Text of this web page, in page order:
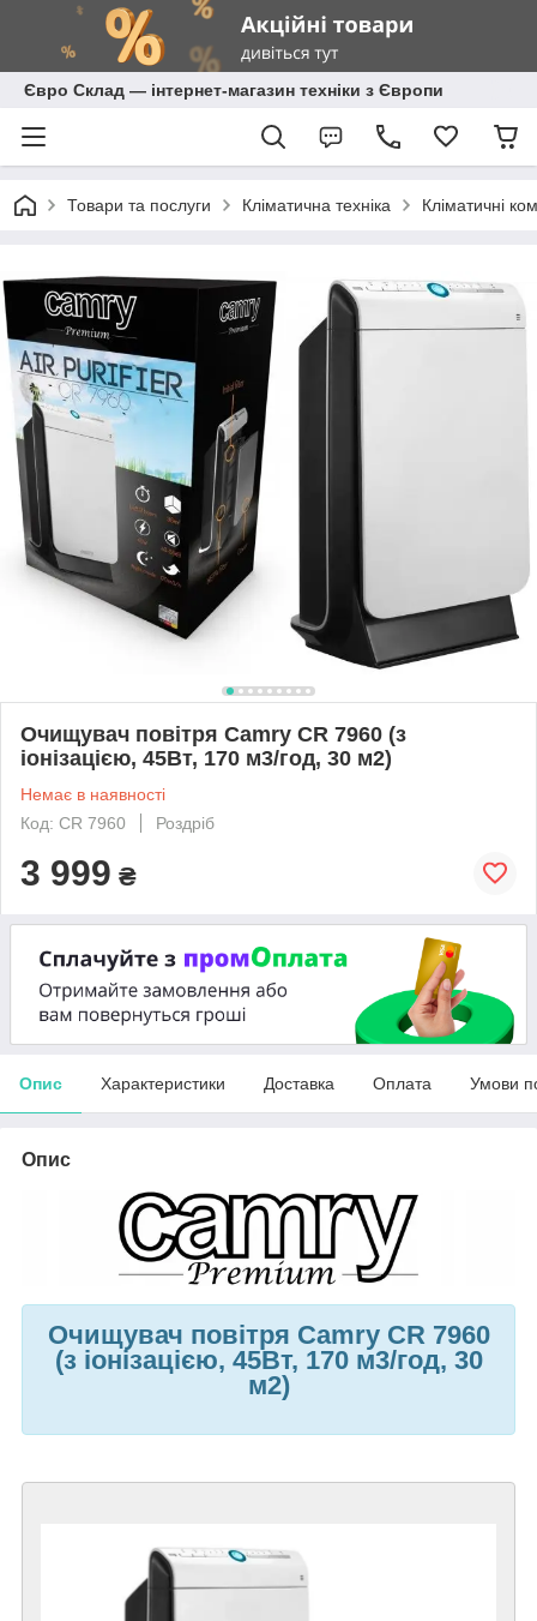
Євро Склад — інтернет-магазин техніки з Європи
Товари та послуги Кліматична техніка Кліматичні
Очищувач повітря Camry CR 7960 (з
іонізацією, 45Вт, 170 м3/год, 30 м2)
Немає в наявності
Код: CR 7960
Роздріб
3 999 ₴
Опис Характеристики Доставка Оплата Умови
Опис
Очищувач повітря Camry CR 7960
(з іонізацією, 45Вт, 170 м3/год, 30
м2)